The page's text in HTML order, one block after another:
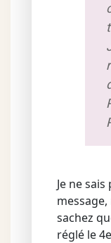
Je ne
sachez
réglé le